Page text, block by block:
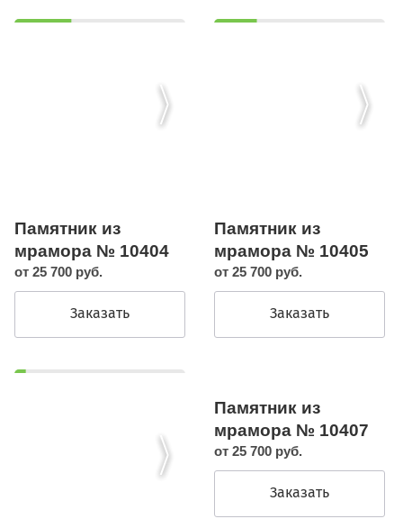
Памятник из
мрамора № 10404
от 25 700 руб.
Заказать
Памятник из
мрамора № 10405
от 25 700 руб.
Заказать
Памятник из
мрамора № 10407
от 25 700 руб.
Заказать